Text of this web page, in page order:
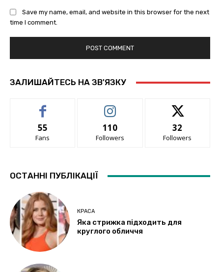
Save my name, email, and website in this browser for the next
time I comment.
ЗАЛИШАЙТЕСЬ НА ЗВ'ЯЗКУ
55
Fans
110
Followers
32
Followers
ОСТАННІ ПУБЛІКАЦІЇ
КРАСА
Яка стрижка підходить для
круглого обличчя